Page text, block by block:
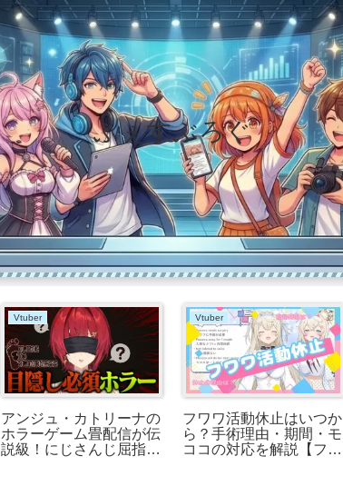
ふぇすぶろぐ
Vtuber
アンジュ・カトリーナの
ホラーゲーム畳配信が伝
説級！にじさんじ屈指の
Vtuber
フワワ活動休止はいつか
ら？手術理由・期間・モ
ココの対応を解説【フワ